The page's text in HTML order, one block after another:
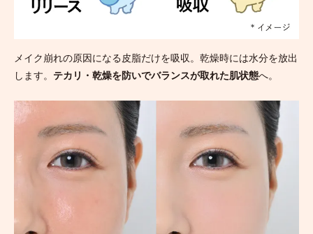
メイク崩れの原因になる皮脂だけを吸収。乾燥時には水分を放出
します。 テカリ・乾燥を防いでバランスが取れた肌状態へ。